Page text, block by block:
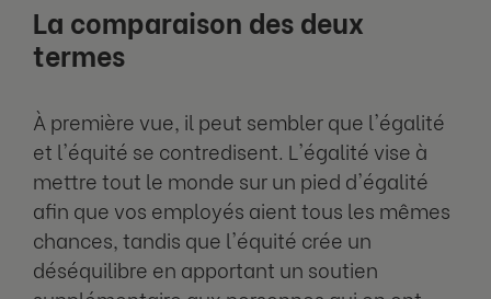
La comparaison des deux
termes
À première vue, il peut sembler que l'égalité
et l'équité se contredisent. L'égalité vise à
mettre tout le monde sur un pied d'égalité
afin que vos employés aient tous les mêmes
chances, tandis que l'équité crée un
déséquilibre en apportant un soutien